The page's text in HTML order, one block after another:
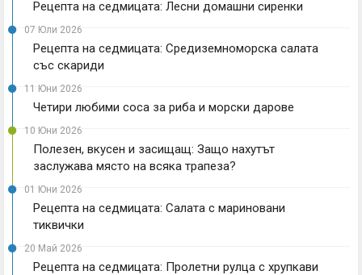
Рецепта на седмицата: Лесни домашни сиренки
07 Юли 2026
Рецепта на седмицата: Средиземноморска салата
със скариди
11 Юни 2026
Четири любими соса за риба и морски дарове
10 Юни 2026
Полезен, вкусен и засищащ: Защо нахутът
заслужава място на всяка трапеза?
01 Юни 2026
Рецепта на седмицата: Салата с мариновани
тиквички
20 Май 2026
Рецепта на седмицата: Пролетни рулца с хрупкави